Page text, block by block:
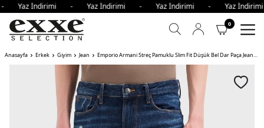
Yaz İndirimi - Yaz İndirimi - Yaz İndirimi - Yaz
0
Anasayfa Erkek Giyim Jean Emporio Armani Streç Pamuklu Slim Fit Düşük Bel Dar Paça Jeans Erkek Kot Pantolon